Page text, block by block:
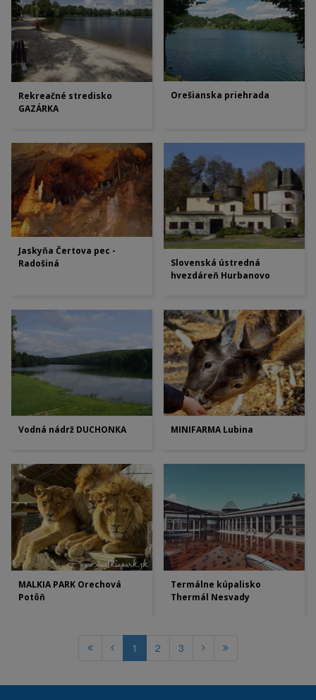
Rekreačné stredisko
GAZÁRKA
Orešianska priehrada
Jaskyňa Čertova pec -
Radošiná
Slovenská ústredná
hvezdáreň Hurbanovo
Vodná nádrž DUCHONKA MINIFARMA Lubina
MALKIA PARK Orechová
Potôň
Termálne kúpalisko
Thermál Nesvady
1 2 3